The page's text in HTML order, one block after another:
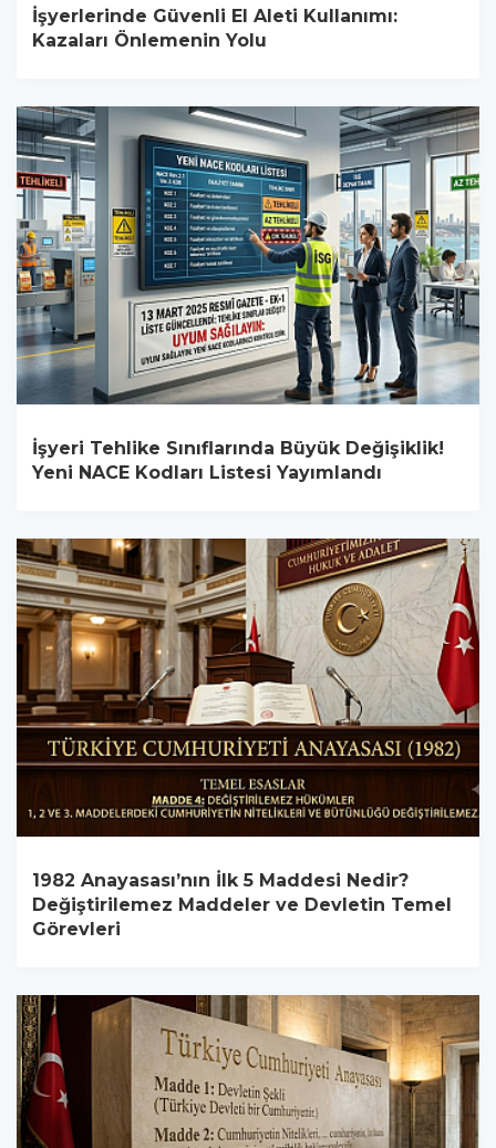
İşyerlerinde Güvenli El Aleti Kullanımı:
Kazaları Önlemenin Yolu
İşyeri Tehlike Sınıflarında Büyük Değişiklik!
Yeni NACE Kodları Listesi Yayımlandı
1982 Anayasası’nın İlk 5 Maddesi Nedir?
Değiştirilemez Maddeler ve Devletin Temel
Görevleri